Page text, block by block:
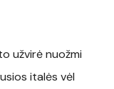
užvirė nuožmi
italės vėl